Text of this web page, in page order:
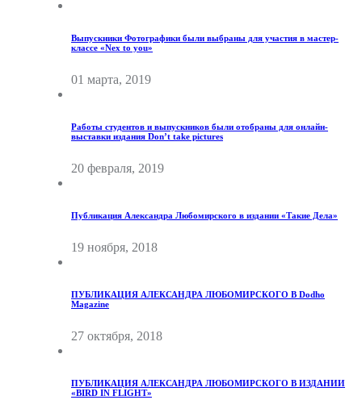
Выпускники Фотографики были выбраны для участия в мастер-
классе «Nex to you»
01 марта, 2019
Работы студентов и выпускников были отобраны для онлайн-
выставки издания Don’t take pictures
20 февраля, 2019
Публикация Александра Любомирского в издании «Такие Дела»
19 ноября, 2018
ПУБЛИКАЦИЯ АЛЕКСАНДРА ЛЮБОМИРСКОГО В Dodho
Magazine
27 октября, 2018
ПУБЛИКАЦИЯ АЛЕКСАНДРА ЛЮБОМИРСКОГО В ИЗДАНИИ
«BIRD IN FLIGHT»